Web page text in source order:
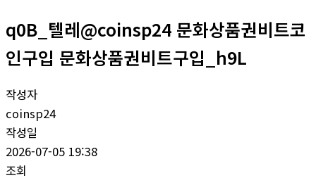
q0B_텔레@coinsp24 문화상품권비트코
인구입 문화상품권비트구입_h9L
작성자
coinsp24
작성일
2026-07-05 19:38
조회